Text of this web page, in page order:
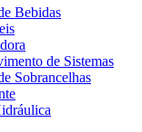
Bebidas
de Sistemas
Sobrancelhas